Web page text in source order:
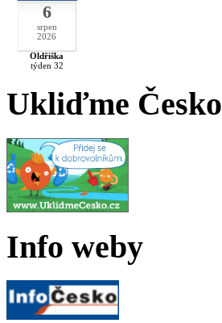
6
srpen
2026
Oldřiška
týden 32
Ukliďme Česko
Info weby